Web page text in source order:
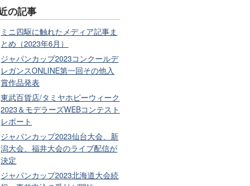
の記事
ミニ四駆に触れたメディア記事ま
とめ（2023年6月）
ジャパンカップ2023コンクールデ
レガンスONLINE第一回その他入
賞作品発表
東武百貨店/タミヤホビーウィーク
2023＆モデラーズWEBコンテスト
レポート
ジャパンカップ2023仙台大会、新
潟大会、福井大会のライブ配信が
決定
ジャパンカップ2023北海道大会続